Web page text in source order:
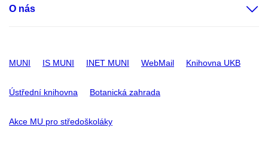
O nás
MUNI IS MUNI INET MUNI WebMail Knihovna UKB
Ústřední knihovna Botanická zahrada
Akce MU pro středoškoláky